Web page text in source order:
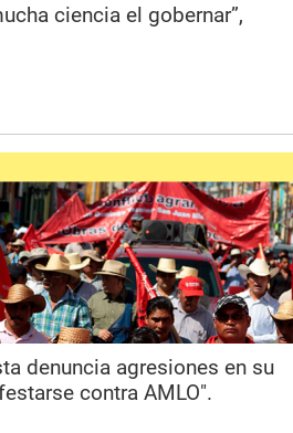
ciencia el gobernar”,
denuncia agresiones en su
contra AMLO".